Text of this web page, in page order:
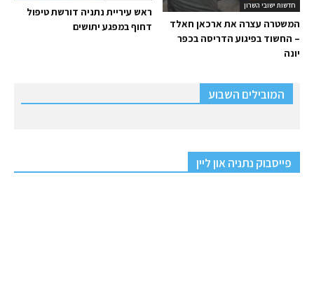
ראש עיריית נתניה דורשת טיפול
דחוף במפגע יתושים
חדשות ישובי השרון
המשטרה עצרה את ארכאן חאלד
– החשוד בפיגוע הדריסה בכפר
יונה
המובילים השבוע
פייסבוק נתניה און ליין